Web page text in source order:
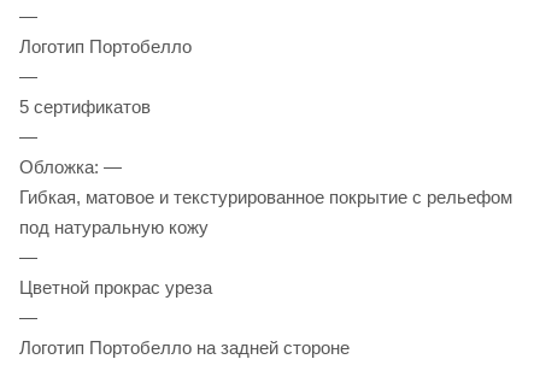
—
Логотип Портобелло
—
5 сертификатов
—
Обложка: —
Гибкая, матовое и текстурированное покрытие с рельефом
под натуральную кожу
—
Цветной прокрас уреза
—
Логотип Портобелло на задней стороне